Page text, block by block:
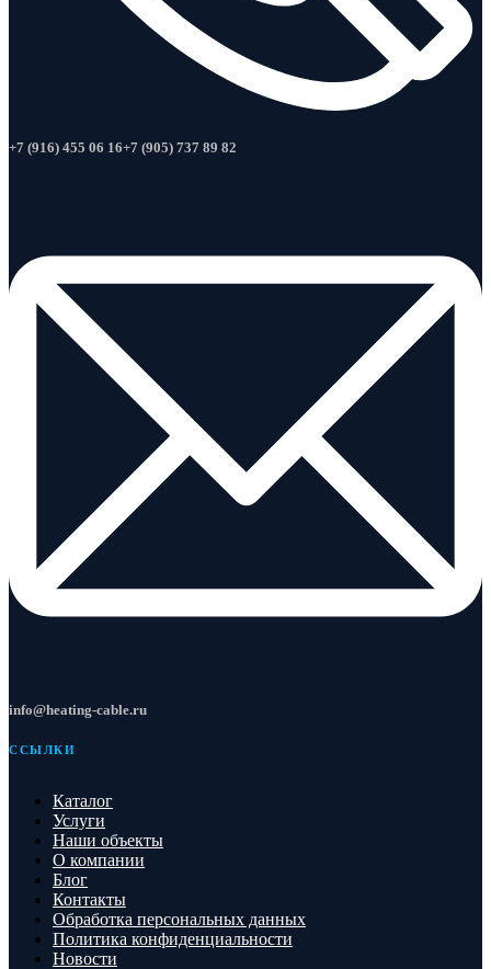
+7 (916) 455 06 16+7 (905) 737 89 82
info@heating-cable.ru
ССЫЛКИ
Каталог
Услуги
Наши объекты
О компании
Блог
Контакты
Обработка персональных данных
Политика конфиденциальности
Новости